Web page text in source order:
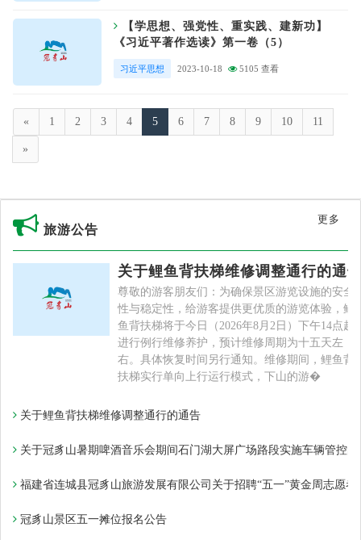
【学思想、强党性、重实践、建新功】
《习近平著作选读》第一卷（5）
习近平思想 2023-10-18 5105 查看
« 1 2 3 4 5 6 7 8 9 10 11
»
旅游公告
更多
关于鲤鱼背扶梯维修调整通行的通
尊敬的游客朋友们：为确保景区游览设施的安全
性与稳定性，给游客提供更优质的游览体验，鲤
鱼背扶梯将于今日（2026年8月2日）下午14点起
进行例行维修养护，预计维修周期为十五天左
右。具体恢复时间另行通知。维修期间，鲤鱼背
扶梯实行单向上行运行模式，下山的游�
关于鲤鱼背扶梯维修调整通行的通告
关于冠豸山暑期啤酒音乐会期间石门湖大屏广场路段实施车辆管控的
福建省连城县冠豸山旅游发展有限公司关于招聘“五一”黄金周志愿者
冠豸山景区五一摊位报名公告​